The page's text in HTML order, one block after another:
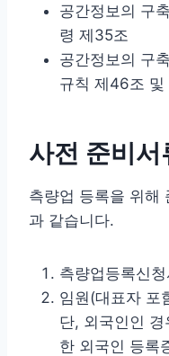
공간정보의 구
령 제35조
공간정보의 구
규칙 제46조 및
사전 준비서
측량업 등록을 위해
과 같습니다.
측량업등록신
임원(대표자 포
단, 외국인인
한 외국인 등록